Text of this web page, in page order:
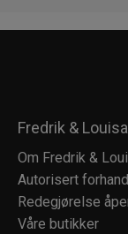
Fredrik & Louisa
Om Fredrik &
Autorisert
Redegjørelse
Våre butikker